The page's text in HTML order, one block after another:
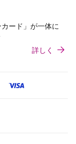
カード」が一体に
詳しく